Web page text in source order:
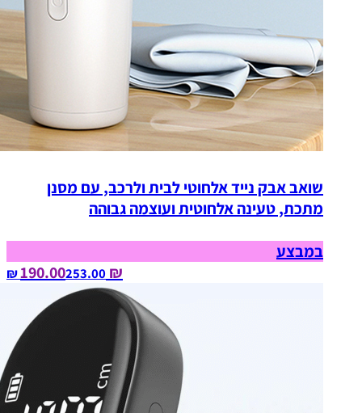
שואב אבק נייד אלחוטי לבית ולרכב, עם מסנן
מתכת, טעינה אלחוטית ועוצמה גבוהה
במבצע
₪ 190.00
253.00‏ ₪